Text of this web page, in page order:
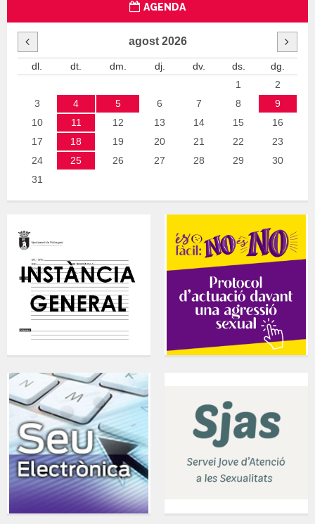
AGENDA
agost 2026
dl. dt. dm. dj. dv. ds.
dg.
1
2
3
4 5 6 7 8
9
10
11 12 13 14 15
16
17
18 19 20 21 22
23
24
25 26 27 28 29
30
31